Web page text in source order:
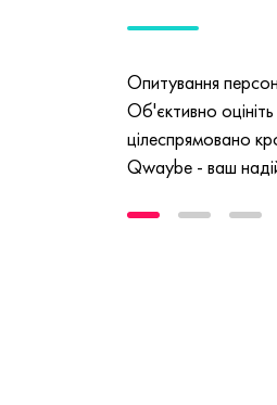
Опитування
Об'єктивно
цілеспрямовано
Qwaybe - ваш